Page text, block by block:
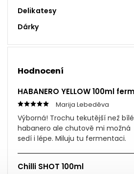
Delikatesy
Dárky
Hodnocení
Marija Lebeděva
Výborná! Trochu tekutější než bílé
habanero ale chutově mi možná
sedí i lépe. Miluju tu fermentaci.
Chilli SHOT 100ml